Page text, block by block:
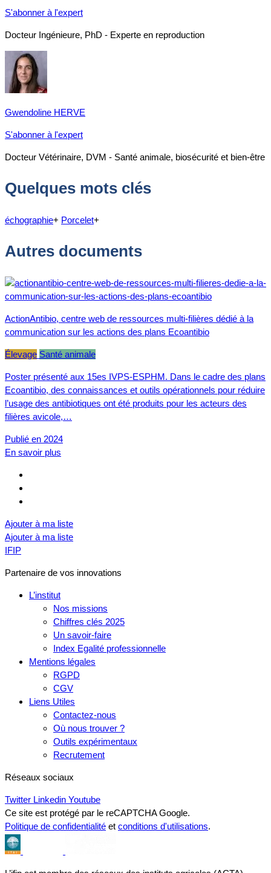
S'abonner à l'expert
Docteur Ingénieure, PhD - Experte en reproduction
Gwendoline HERVE
S'abonner à l'expert
Docteur Vétérinaire, DVM - Santé animale, biosécurité et bien-être
Quelques mots clés
échographie+ Porcelet+
Autres documents
ActionAntibio, centre web de ressources multi-filières dédié à la
communication sur les actions des plans Ecoantibio
Élevage Santé animale
Poster présenté aux 15es IVPS-ESPHM. Dans le cadre des plans
Ecoantibio, des connaissances et outils opérationnels pour réduire
l’usage des antibiotiques ont été produits pour les acteurs des
filières avicole,…
Publié en 2024
En savoir plus
Ajouter à ma liste
Ajouter à ma liste
IFIP
Partenaire de vos innovations
L’institut
Nos missions
Chiffres clés 2025
Un savoir-faire
Index Egalité professionnelle
Mentions légales
RGPD
CGV
Liens Utiles
Contactez-nous
Où nous trouver ?
Outils expérimentaux
Recrutement
Réseaux sociaux
Twitter Linkedin Youtube
Ce site est protégé par le reCAPTCHA Google.
Politique de confidentialité et conditions d'utilisations.